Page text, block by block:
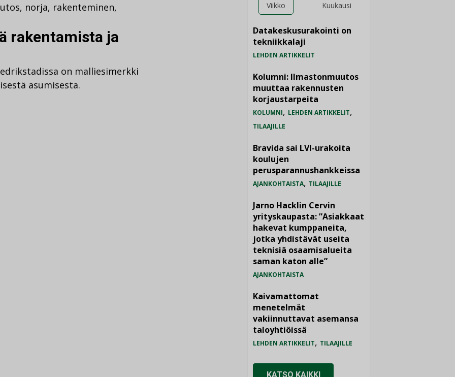
, norja, rakenteminen,
rakentamista ja
on malliesimerkki
asumisesta.
Viikko Kuukausi
Datakeskusurakointi on
tekniikkalaji
LEHDEN ARTIKKELIT
Kolumni: Ilmastonmuutos
muuttaa rakennusten
korjaustarpeita
KOLUMNI, LEHDEN ARTIKKELIT,
TILAAJILLE
Bravida sai LVI-urakoita
koulujen
perusparannushankkeissa
AJANKOHTAISTA, TILAAJILLE
Jarno Hacklin Cervin
yrityskaupasta: ”Asiakkaat
hakevat kumppaneita,
jotka yhdistävät useita
teknisiä osaamisalueita
saman katon alle”
AJANKOHTAISTA
Kaivamattomat
menetelmät
vakiinnuttavat asemansa
taloyhtiöissä
LEHDEN ARTIKKELIT, TILAAJILLE
KATSO KAIKKI